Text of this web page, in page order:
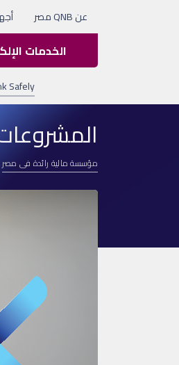
عن QNB مصر
الخدمات
Safely
مؤسسة مالية رائدة فى مصر